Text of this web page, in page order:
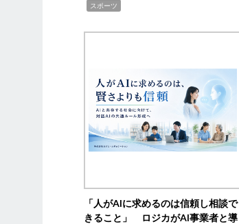
スポーツ
「人がAIに求めるのは信頼し相談で
きること」 ロジカがAI事業者と導